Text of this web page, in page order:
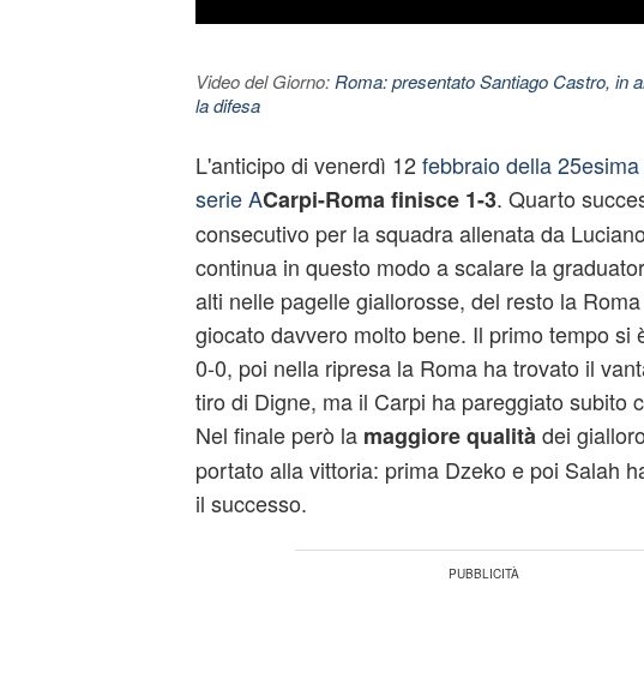
Video del Giorno: Roma: presentato Santiago Castro, in
la difesa
L'anticipo di venerdì 12febbraio della
serie ACarpi-Roma finisce 1-3. Quarto
consecutivo per la squadra allenata da
continua in questo modo a scalare la
alti nelle pagelle giallorosse, del resto la
giocato davvero molto bene. Il primo tempo si
0-0, poi nella ripresa la Roma ha trovato il
tiro di Digne, ma il Carpi ha pareggiato subito
Nel finale però la maggiore qualità dei
portato alla vittoria: prima Dzeko e poi Salah
il successo.